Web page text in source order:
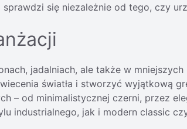
się niezależnie od tego, czy
jadalniach, ale także w
światła i stworzyć wyjątkową
– od minimalistycznej czerni, przez
industrialnego, jak i modern classic